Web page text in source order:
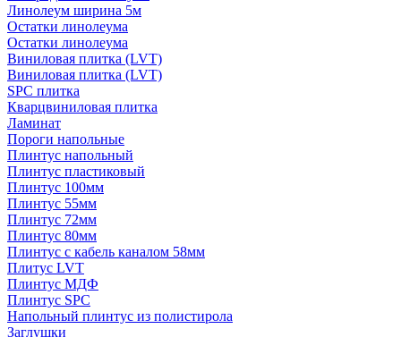
Линолеум ширина 5м
Остатки линолеума
Остатки линолеума
Виниловая плитка (LVT)
Виниловая плитка (LVT)
SPC плитка
Кварцвиниловая плитка
Ламинат
Пороги напольные
Плинтус напольный
Плинтус пластиковый
Плинтус 100мм
Плинтус 55мм
Плинтус 72мм
Плинтус 80мм
Плинтус с кабель каналом 58мм
Плитус LVT
Плинтус МДФ
Плинтус SPC
Напольный плинтус из полистирола
Заглушки